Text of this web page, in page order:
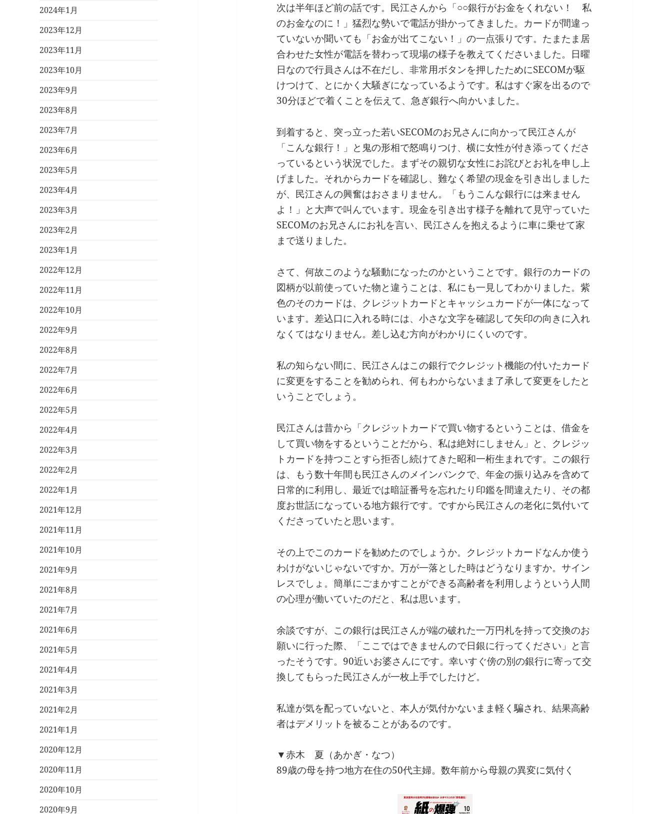
2024年1月
2023年12月
2023年11月
2023年10月
2023年9月
2023年8月
2023年7月
2023年6月
2023年5月
2023年4月
2023年3月
2023年2月
2023年1月
2022年12月
2022年11月
2022年10月
2022年9月
2022年8月
2022年7月
2022年6月
2022年5月
2022年4月
2022年3月
2022年2月
2022年1月
2021年12月
2021年11月
2021年10月
2021年9月
2021年8月
2021年7月
2021年6月
2021年5月
2021年4月
2021年3月
2021年2月
2021年1月
2020年12月
2020年11月
2020年10月
2020年9月
次は半年ほど前の話です。民江さんから「○○銀行がお金をくれない！ 私
のお金なのに！」猛烈な勢いで電話が掛かってきました。カードが間違っ
ていないか聞いても「お金が出てこない！」の一点張りです。たまたま居
合わせた女性が電話を替わって現場の様子を教えてくださいました。日曜
日なので行員さんは不在だし、非常用ボタンを押したためにSECOMが駆
けつけて、とにかく大騒ぎになっているようです。私はすぐ家を出るので
30分ほどで着くことを伝えて、急ぎ銀行へ向かいました。
到着すると、突っ立った若いSECOMのお兄さんに向かって民江さんが
「こんな銀行！」と鬼の形相で怒鳴りつけ、横に女性が付き添ってくださ
っているという状況でした。まずその親切な女性にお詫びとお礼を申し上
げました。それからカードを確認し、難なく希望の現金を引き出しました
が、民江さんの興奮はおさまりません。「もうこんな銀行には来ません
よ！」と大声で叫んでいます。現金を引き出す様子を離れて見守っていた
SECOMのお兄さんにお礼を言い、民江さんを抱えるように車に乗せて家
まで送りました。
さて、何故このような騒動になったのかということです。銀行のカードの
図柄が以前使っていた物と違うことは、私にも一見してわかりました。紫
色のそのカードは、クレジットカードとキャッシュカードが一体になって
います。差込口に入れる時には、小さな文字を確認して矢印の向きに入れ
なくてはなりません。差し込む方向がわかりにくいのです。
私の知らない間に、民江さんはこの銀行でクレジット機能の付いたカード
に変更をすることを勧められ、何もわからないまま了承して変更をしたと
いうことでしょう。
民江さんは昔から「クレジットカードで買い物するということは、借金を
して買い物をするということだから、私は絶対にしません」と、クレジッ
トカードを持つことすら拒否し続けてきた昭和一桁生まれです。この銀行
は、もう数十年間も民江さんのメインバンクで、年金の振り込みを含めて
日常的に利用し、最近では暗証番号を忘れたり印鑑を間違えたり、その都
度お世話になっている地方銀行です。ですから民江さんの老化に気付いて
くださっていたと思います。
その上でこのカードを勧めたのでしょうか。クレジットカードなんか使う
わけがないじゃないですか。万が一落とした時はどうなりますか。サイン
レスでしょ。簡単にごまかすことができる高齢者を利用しようという人間
の心理が働いていたのだと、私は思います。
余談ですが、この銀行は民江さんが端の破れた一万円札を持って交換のお
願いに行った際、「ここではできませんので日銀に行ってください」と言
ったそうです。90近いお婆さんにです。幸いすぐ傍の別の銀行に寄って交
換してもらった民江さんが一枚上手でしたけど。
私達が気を配っていないと、本人が気付かないまま軽く騙され、結果高齢
者はデメリットを被ることがあるのです。
▼赤木 夏（あかぎ・なつ）
89歳の母を持つ地方在住の50代主婦。数年前から母親の異変に気付く